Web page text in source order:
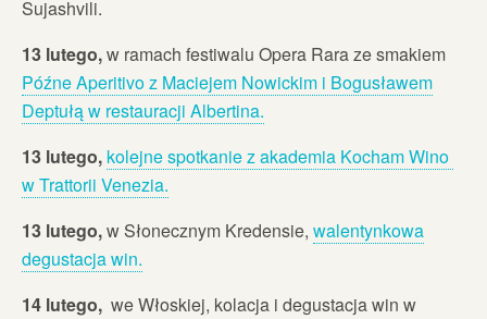
Sujashvili.
13 lutego,w ramach festiwalu Opera Rara ze smakiem
Późne Aperitivo z Maciejem Nowickim i Bogusławem
Deptułą w restauracji Albertina.
13 lutego, kolejne spotkanie z akademia Kocham Wino
w Trattorii Venezia.
13 lutego,w Słonecznym Kredensie, walentynkowa
degustacja win.
14 lutego, we Włoskiej, kolacja i degustacja win w